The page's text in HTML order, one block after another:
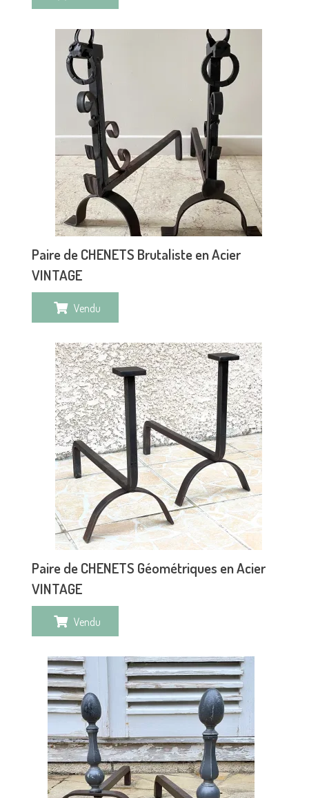
Paire de CHENETS Brutaliste en Acier
VINTAGE
Vendu
Paire de CHENETS Géométriques en Acier
VINTAGE
Vendu